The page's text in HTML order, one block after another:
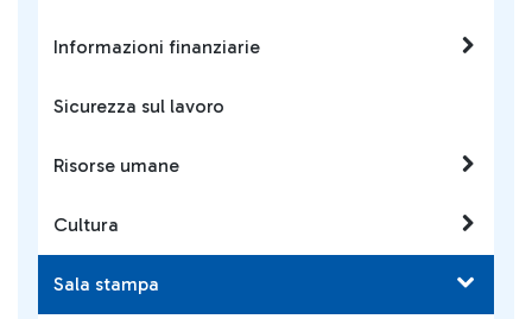
Informazioni finanziarie
Sicurezza sul lavoro
Risorse umane
Cultura
Sala stampa